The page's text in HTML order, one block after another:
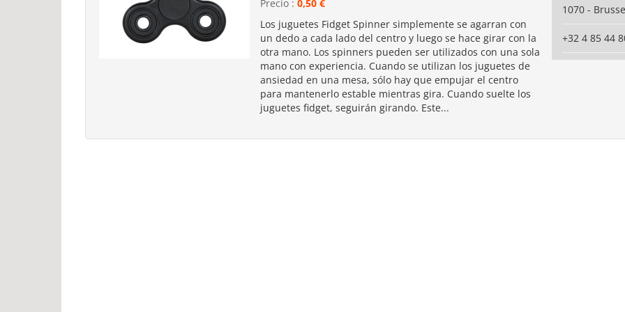
Precio :0,50 €
Los juguetes Fidget Spinner simplemente se agarran con
un dedo a cada lado del centro y luego se hace girar con la
otra mano. Los spinners pueden ser utilizados con una sola
mano con experiencia. Cuando se utilizan los juguetes de
ansiedad en una mesa, sólo hay que empujar el centro
para mantenerlo estable mientras gira. Cuando suelte los
juguetes fidget, seguirán girando. Este...
1070 -
+32 4 85 44